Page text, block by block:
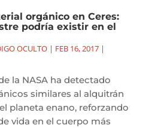
orgánico en Ceres:
podría existir en el
OCULTO| FEB 16, 2017|
la NASA ha detectado
similares al alquitrán
planeta enano, reforzando
vida en el cuerpo más